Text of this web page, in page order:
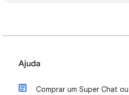
Ajuda
Comprar um Super Chat